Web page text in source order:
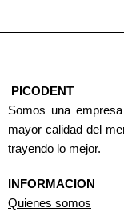
PICODENT
Somos una
mayor calidad del
trayendo lo mejor.
INFORMACION
Quienes somos